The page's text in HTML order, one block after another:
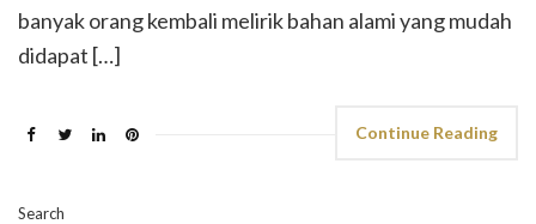
banyak orang kembali melirik bahan alami yang mudah
didapat […]
Continue Reading
Search